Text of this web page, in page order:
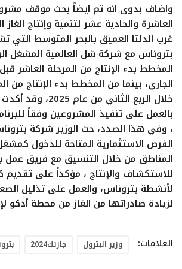
واضاف بدوى انه تم ايضاً بحث موقف
العاشرة والحادية عشر لتنمية وإنتاج
غرب الدلتا العميق بالبحر المتوسط التي
بتروناس مع شركة شل العالمية المشغل
المخطط بدء الإنتاج من المرحلة العاشر
الجاري، بينما من المخطط بدء الإنتاج من
خلال الربع الثاني من
بالعمل على تنفيذ المشروعين وفقاً
، وفي هذا الصدد، حث الوزير شركة
الفرص الاستثمارية المتاحة للدخول
المناطق من خلال التنسيق مع فريق عمل
للاستكشاف والإنتاج ، مؤكداً على تقديم
لأنشطة بتروناس، والعمل على تذليل
لزيادة صادراتها من الغاز من محطة أدكو
العلامات: وزير البترول جازتك2024